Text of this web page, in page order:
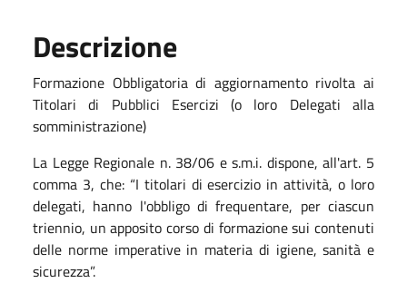
Descrizione
Formazione Obbligatoria di aggiornamento rivolta ai
Titolari di Pubblici Esercizi (o loro Delegati alla
somministrazione)
La Legge Regionale n. 38/06 e s.m.i. dispone, all'art. 5
comma 3, che: “I titolari di esercizio in attività, o loro
delegati, hanno l'obbligo di frequentare, per ciascun
triennio, un apposito corso di formazione sui contenuti
delle norme imperative in materia di igiene, sanità e
sicurezza”.